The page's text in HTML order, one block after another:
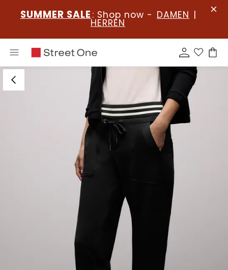
SUMMER SALE : Shop now - DAMEN |
HERREN